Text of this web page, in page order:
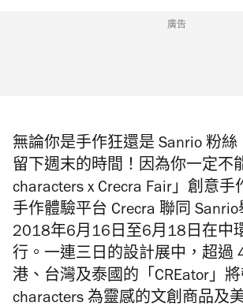
廣告
無論你是手作狂還是 Sanrio 粉
留下週末的時間！因為你一定不
characters x Crecra Fair」創意手
手作體驗平台 Crecra 聯同 Sanrio
2018年6月16日至6月18日在中
行。一連三日的設計展中，超過
港、台灣及泰國的「CREator」
characters 為靈感的文創商品及